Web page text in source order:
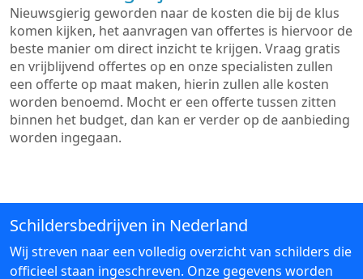
Nieuwsgierig geworden naar de kosten die bij de klus
komen kijken, het aanvragen van offertes is hiervoor de
beste manier om direct inzicht te krijgen. Vraag gratis
en vrijblijvend offertes op en onze specialisten zullen
een offerte op maat maken, hierin zullen alle kosten
worden benoemd. Mocht er een offerte tussen zitten
binnen het budget, dan kan er verder op de aanbieding
worden ingegaan.
Schildersbedrijven in Nederland
Wij streven naar een volledig overzicht van schilders die
officieel staan ingeschreven. Onze gegevens worden